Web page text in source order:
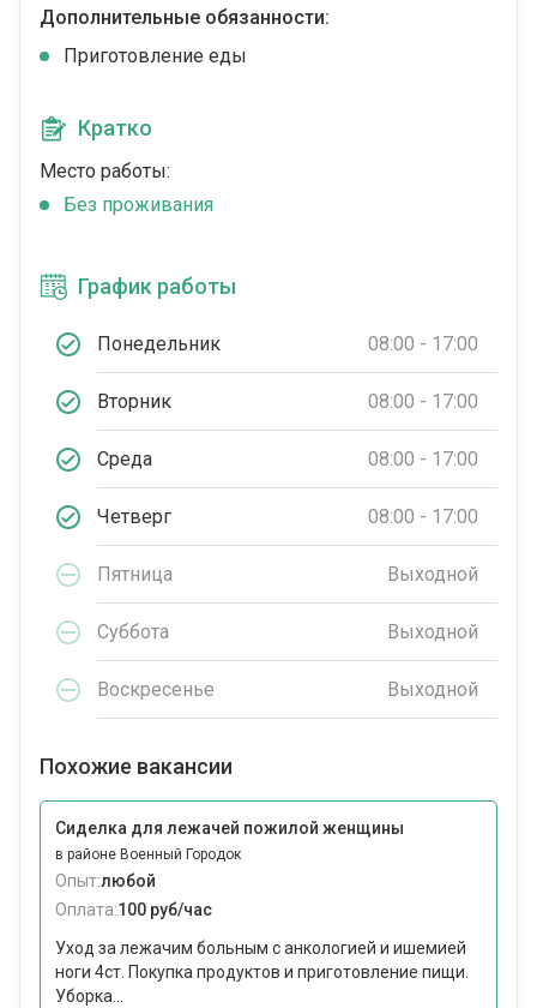
Дополнительные обязанности:
Приготовление еды
Кратко
Место работы:
Без проживания
График работы
Понедельник 08:00 - 17:00
Вторник 08:00 - 17:00
Среда 08:00 - 17:00
Четверг 08:00 - 17:00
Пятница Выходной
Суббота Выходной
Воскресенье Выходной
Похожие вакансии
Сиделка для лежачей пожилой женщины
в районе Военный Городок
Опыт:любой
Оплата:100 руб/час
Уход за лежачим больным с анкологией и ишемией
ноги 4ст. Покупка продуктов и приготовление пищи.
Уборка...